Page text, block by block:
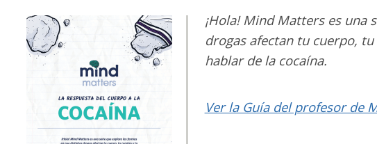
Imagen
¡Hola! Mind Matters es una
drogas afectan tu cuerpo,
hablar de la cocaína.
Ver la Guía del profesor de